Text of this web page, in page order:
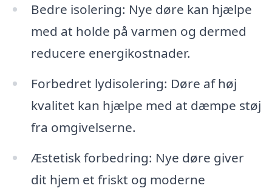
Bedre isolering: Nye døre kan hjælpe
med at holde på varmen og dermed
reducere energikostnader.
Forbedret lydisolering: Døre af høj
kvalitet kan hjælpe med at dæmpe støj
fra omgivelserne.
Æstetisk forbedring: Nye døre giver
dit hjem et friskt og moderne